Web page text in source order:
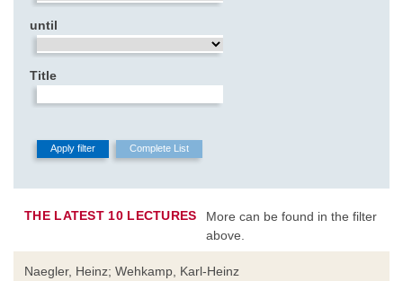
until
Title
THE LATEST 10 LECTURES
More can be found in the filter
above.
Naegler, Heinz; Wehkamp, Karl-Heinz